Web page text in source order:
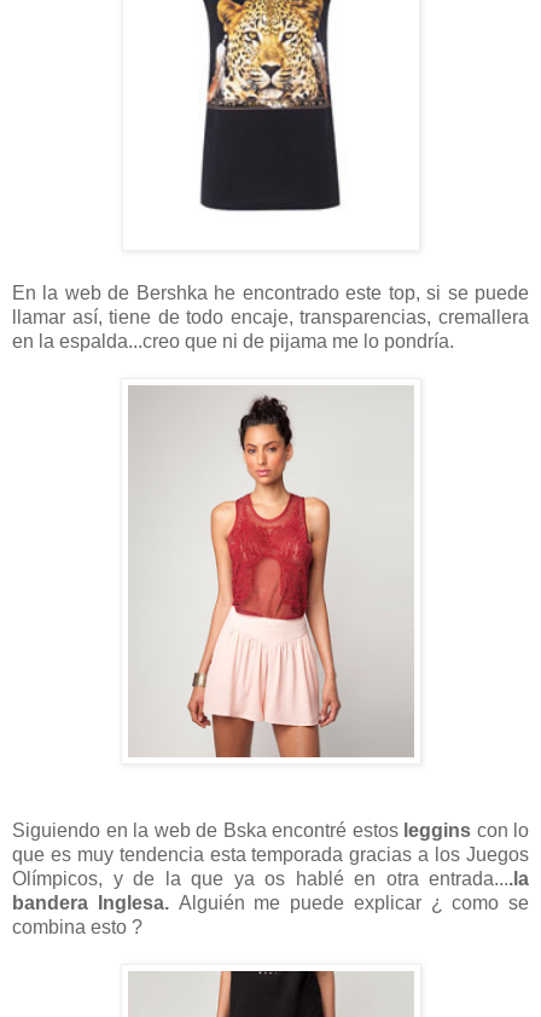
En la web de Bershka he encontrado este top, si se puede
llamar así, tiene de todo encaje, transparencias, cremallera
en la espalda...creo que ni de pijama me lo pondría.
Siguiendo en la web de Bska encontré estos leggins con lo
que es muy tendencia esta temporada gracias a los Juegos
Olímpicos, y de la que ya os hablé en otra entrada....la
bandera Inglesa. Alguién me puede explicar ¿ como se
combina esto ?